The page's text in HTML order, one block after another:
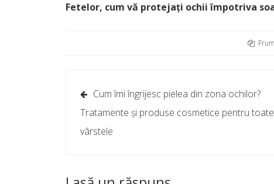
Fetelor, cum vă protejaţi ochii împotriva
Navigare
în
articole
Cum îmi îngrijesc pielea din zona ochilor?
Tratamente şi produse cosmetice pentru toate
vârstele